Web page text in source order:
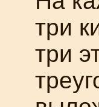
три
три